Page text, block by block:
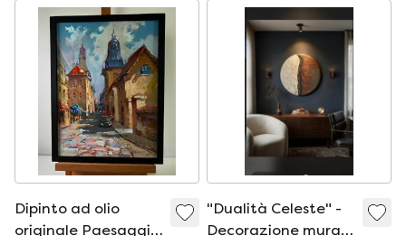
Dipinto ad olio
originale Paesaggio
"Dualità Celeste" -
Decorazione murale